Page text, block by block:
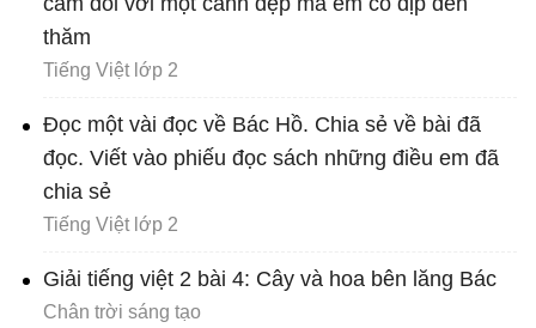
thăm
Tiếng Việt lớp 2
Đọc một vài đọc về Bác Hồ. Chia sẻ về bài đã
đọc. Viết vào phiếu đọc sách những điều em đã
chia sẻ
Tiếng Việt lớp 2
Giải tiếng việt 2 bài 4: Cây và hoa bên lăng Bác
Chân trời sáng tạo